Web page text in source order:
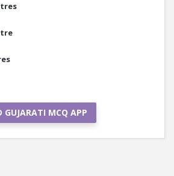
GUJARATI MCQ APP